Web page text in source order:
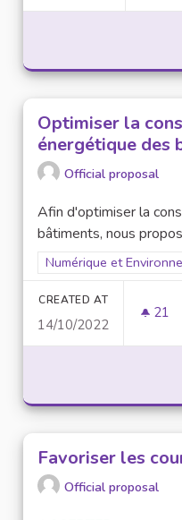
Optimiser la
énergétique des
Official proposal
Afin d'optimiser la
bâtiments, nous
Filter results for scope:
Numérique et
CREATED AT
14/10/2022
21
Favoriser les
Official proposal